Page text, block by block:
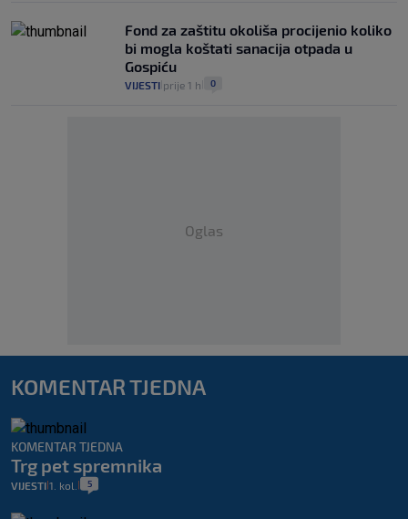
Fond za zaštitu okoliša procijenio koliko
bi mogla koštati sanacija otpada u
Gospiću
VIJESTI prije 1 h 0
Oglas
KOMENTAR TJEDNA
KOMENTAR TJEDNA
Trg pet spremnika
VIJESTI 1. kol. 5